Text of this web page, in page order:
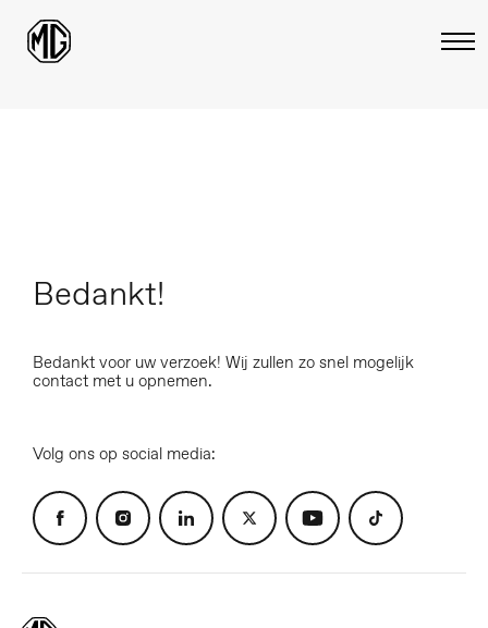
Bedankt!
Bedankt voor uw verzoek! Wij zullen zo snel mogelijk
contact met u opnemen.
Volg ons op social media: